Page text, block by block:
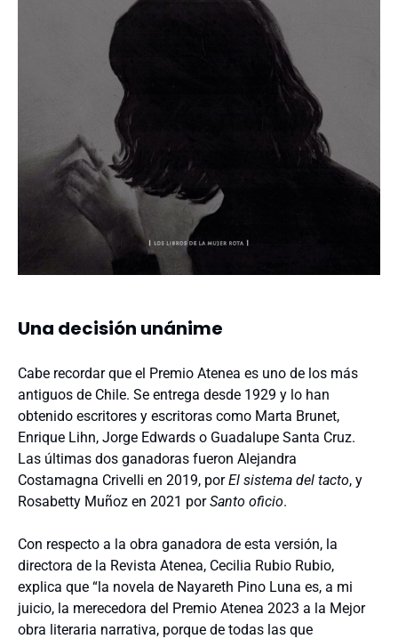
Una decisión unánime
Cabe recordar que el Premio Atenea es uno de los más
antiguos de Chile. Se entrega desde 1929 y lo han
obtenido escritores y escritoras como Marta Brunet,
Enrique Lihn, Jorge Edwards o Guadalupe Santa Cruz.
Las últimas dos ganadoras fueron Alejandra
Costamagna Crivelli en 2019, porEl sistema del tacto, y
Rosabetty Muñoz en 2021 porSanto oficio.
Con respecto a la obra ganadora de esta versión, la
directora de la Revista Atenea, Cecilia Rubio Rubio,
explica que “la novela de Nayareth Pino Luna es, a mi
juicio, la merecedora del Premio Atenea 2023 a la Mejor
obra literaria narrativa, porque de todas las que